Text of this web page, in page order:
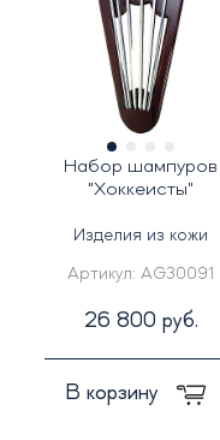
Набор шампуров
"Хоккеисты"
Изделия из кожи
Артикул: AG30091
26 800 руб.
В корзину